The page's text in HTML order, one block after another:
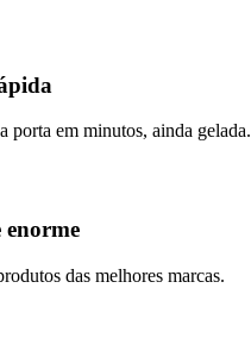
porta em minutos, ainda gelada.
enorme
das melhores marcas.